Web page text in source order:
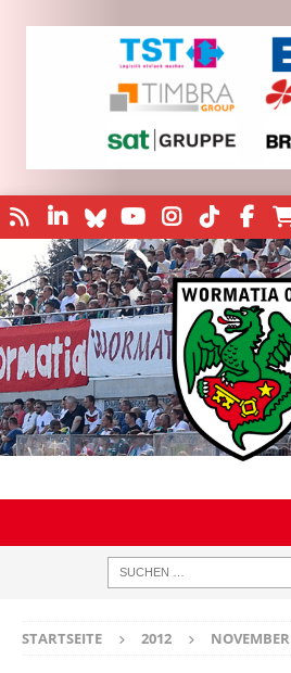
STARTSEITE 2012 NOVEMBER